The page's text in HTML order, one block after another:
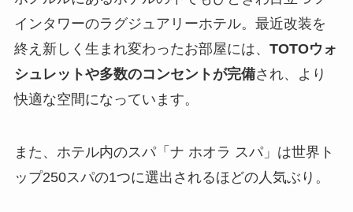
インタワーのラグジュアリーホテル。最近改装を
終え新しく生まれ変わったお部屋には、 TOTOウォ
シュレットや多数のコンセントが完備され、より
快適な空間になっています。
また、ホテル内のスパ「ナ ホオラ スパ」は世界ト
ップ250スパの1つに選出されるほどの人気ぶり。